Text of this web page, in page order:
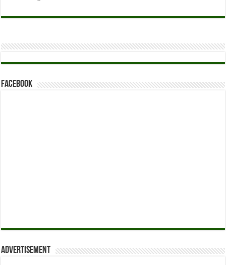
Facebook
Advertisement